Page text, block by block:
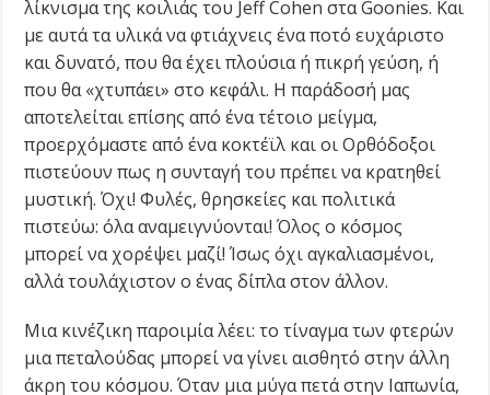
λίκνισμα της κοιλιάς του Jeff Cohen στα Goonies. Και
με αυτά τα υλικά να φτιάχνεις ένα ποτό ευχάριστο
και δυνατό, που θα έχει πλούσια ή πικρή γεύση, ή
που θα «χτυπάει» στο κεφάλι. Η παράδοσή μας
αποτελείται επίσης από ένα τέτοιο μείγμα,
προερχόμαστε από ένα κοκτέϊλ και οι Ορθόδοξοι
πιστεύουν πως η συνταγή του πρέπει να κρατηθεί
μυστική. Όχι! Φυλές, θρησκείες και πολιτικά
πιστεύω: όλα αναμειγνύονται! Όλος ο κόσμος
μπορεί να χορέψει μαζί! Ίσως όχι αγκαλιασμένοι,
αλλά τουλάχιστον ο ένας δίπλα στον άλλον.
Μια κινέζικη παροιμία λέει: το τίναγμα των φτερών
μια πεταλούδας μπορεί να γίνει αισθητό στην άλλη
άκρη του κόσμου. Όταν μια μύγα πετά στην Ιαπωνία,